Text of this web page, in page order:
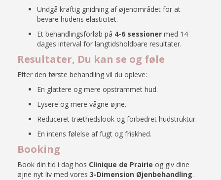
Undgå kraftig gnidning af øjenområdet for at
bevare hudens elasticitet.
Et behandlingsforløb på 4-6 sessioner med 14
dages interval for langtidsholdbare resultater.
Resultater, Du kan se og føle
Efter den første behandling vil du opleve:
En glattere og mere opstrammet hud.
Lysere og mere vågne øjne.
Reduceret træthedslook og forbedret hudstruktur.
En intens følelse af fugt og friskhed.
Booking
Book din tid i dag hos Clinique de Prairie og giv dine
øjne nyt liv med vores 3-Dimension Øjenbehandling.